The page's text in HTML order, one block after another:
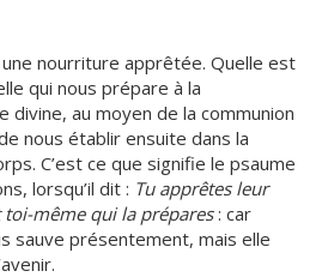
nourriture apprêtée. Quelle est
qui nous prépare à la
divine, au moyen de la communion
nous établir ensuite dans la
C’est ce que signifie le psaume
lorsqu’il dit : Tu apprêtes leur
toi-même qui la prépares: car
sauve présentement, mais elle